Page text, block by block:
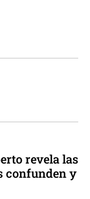
revela las
confunden y